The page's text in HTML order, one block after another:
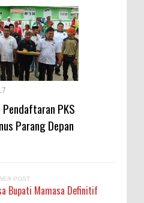
PKS
Parang Depan
POST
Bupati Mamasa Definitif